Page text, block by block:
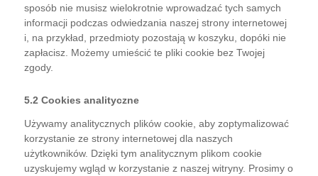
sposób nie musisz wielokrotnie wprowadzać tych samych
informacji podczas odwiedzania naszej strony internetowej
i, na przykład, przedmioty pozostają w koszyku, dopóki nie
zapłacisz. Możemy umieścić te pliki cookie bez Twojej
zgody.
5.2 Cookies analityczne
Używamy analitycznych plików cookie, aby zoptymalizować
korzystanie ze strony internetowej dla naszych
użytkowników. Dzięki tym analitycznym plikom cookie
uzyskujemy wgląd w korzystanie z naszej witryny. Prosimy o